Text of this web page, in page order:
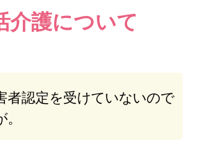
介護について
者認定を受けていないので